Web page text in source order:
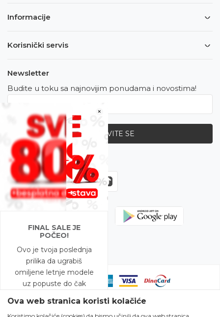
×
FINAL SALE JE
POČEO!
Ovo je tvoja poslednja
prilika da ugrabiš
omiljene letnje modele
uz popuste do čak
Informacije
Korisnički servis
Newsletter
Budite u toku sa najnovijim ponudama i novostima!
PRIJAVITE SE
Zapratite nas
Ova web stranica koristi kolačiće